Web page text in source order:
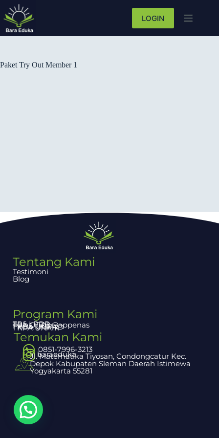
LOGIN
Paket Try Out Member 1
Tentang Kami
Testimoni
Blog
Program Kami
TBS LPDP
TPA OTTO Bappenas
PAPS UGM
TKDA UNPAD
TKPA UNAIR
Temukan Kami
0851-7996-3213
baraeduka
Jl. Matematika Tiyosan, Condongcatur Kec.
Depok Kabupaten Sleman Daerah Istimewa
Yogyakarta 55281